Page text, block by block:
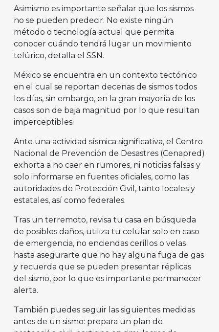
Asimismo es importante señalar que los sismos
no se pueden predecir. No existe ningún
método o tecnología actual que permita
conocer cuándo tendrá lugar un movimiento
telúrico, detalla el SSN.
México se encuentra en un contexto tectónico
en el cual se reportan decenas de sismos todos
los días, sin embargo, en la gran mayoría de los
casos son de baja magnitud por lo que resultan
imperceptibles.
Ante una actividad sísmica significativa, el Centro
Nacional de Prevención de Desastres (Cenapred)
exhorta a no caer en rumores, ni noticias falsas y
solo informarse en fuentes oficiales, como las
autoridades de Protección Civil, tanto locales y
estatales, así como federales.
Tras un terremoto, revisa tu casa en búsqueda
de posibles daños, utiliza tu celular solo en caso
de emergencia, no enciendas cerillos o velas
hasta asegurarte que no hay alguna fuga de gas
y recuerda que se pueden presentar réplicas
del sismo, por lo que es importante permanecer
alerta.
También puedes seguir las siguientes medidas
antes de un sismo: prepara un plan de